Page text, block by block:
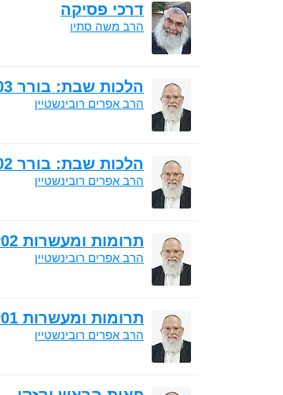
דרכי פסיקה
הרב משה סתיו
הלכות שבת: בורר #03
הרב אפרים רובינשטיין
הלכות שבת: בורר #02
הרב אפרים רובינשטיין
תרומות ומעשרות #02
הרב אפרים רובינשטיין
תרומות ומעשרות #01
הרב אפרים רובינשטיין